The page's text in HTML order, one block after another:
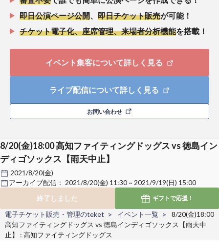
即日公演ページ公開
即日チケット販売が可能！
チケット電子化、座席管理、来場者分析機能を搭載！
イベント集客について詳しく見る
ライブ配信について詳しく見る
お問い合わせ
8/20(金)18:00 高知ファイティングドッグス vs 徳島イン
ディゴソックス【雨天中止】
2021/8/20(金)
アーカイブ配信： 2021/8/20(金) 11:30 ~ 2021/9/19(日) 15:00
終了しました
ギフトで応援！
電子チケット販売・管理のteket イベント一覧
8/20(金)18:00
高知ファイティングドッグス vs 徳島インディゴソックス【雨天中
止】 : 高知ファイティングドッグス